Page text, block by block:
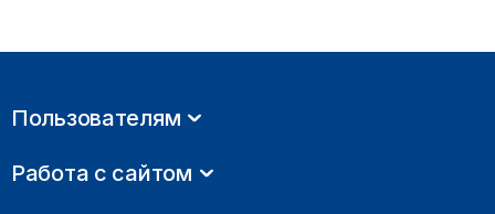
Пользователям
Работа с сайтом